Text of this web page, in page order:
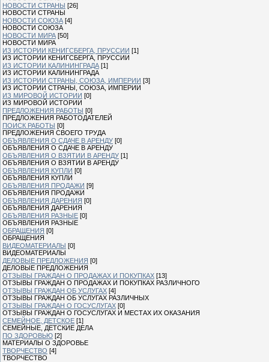
НОВОСТИ СТРАНЫ [26]
НОВОСТИ СТРАНЫ
НОВОСТИ СОЮЗА [4]
НОВОСТИ СОЮЗА
НОВОСТИ МИРА [50]
НОВОСТИ МИРА
ИЗ ИСТОРИИ КЕНИГСБЕРГА, ПРУССИИ [1]
ИЗ ИСТОРИИ КЕНИГСБЕРГА, ПРУССИИ
ИЗ ИСТОРИИ КАЛИНИНГРАДА [1]
ИЗ ИСТОРИИ КАЛИНИНГРАДА
ИЗ ИСТОРИИ СТРАНЫ, СОЮЗА, ИМПЕРИИ [3]
ИЗ ИСТОРИИ СТРАНЫ, СОЮЗА, ИМПЕРИИ
ИЗ МИРОВОЙ ИСТОРИИ [0]
ИЗ МИРОВОЙ ИСТОРИИ
ПРЕДЛОЖЕНИЯ РАБОТЫ [0]
ПРЕДЛОЖЕНИЯ РАБОТОДАТЕЛЕЙ
ПОИСК РАБОТЫ [0]
ПРЕДЛОЖЕНИЯ СВОЕГО ТРУДА
ОБЪЯВЛЕНИЯ О СДАЧЕ В АРЕНДУ [0]
ОБЪЯВЛЕНИЯ О СДАЧЕ В АРЕНДУ
ОБЪЯВЛЕНИЯ О ВЗЯТИИ В АРЕНДУ [1]
ОБЪЯВЛЕНИЯ О ВЗЯТИИ В АРЕНДУ
ОБЪЯВЛЕНИЯ КУПЛИ [0]
ОБЪЯВЛЕНИЯ КУПЛИ
ОБЪЯВЛЕНИЯ ПРОДАЖИ [9]
ОБЪЯВЛЕНИЯ ПРОДАЖИ
ОБЪЯВЛЕНИЯ ДАРЕНИЯ [0]
ОБЪЯВЛЕНИЯ ДАРЕНИЯ
ОБЪЯВЛЕНИЯ РАЗНЫЕ [0]
ОБЪЯВЛЕНИЯ РАЗНЫЕ
ОБРАЩЕНИЯ [0]
ОБРАЩЕНИЯ
ВИДЕОМАТЕРИАЛЫ [0]
ВИДЕОМАТЕРИАЛЫ
ДЕЛОВЫЕ ПРЕДЛОЖЕНИЯ [0]
ДЕЛОВЫЕ ПРЕДЛОЖЕНИЯ
ОТЗЫВЫ ГРАЖДАН О ПРОДАЖАХ И ПОКУПКАХ [13]
ОТЗЫВЫ ГРАЖДАН О ПРОДАЖАХ И ПОКУПКАХ РАЗЛИЧНОГО
ОТЗЫВЫ ГРАЖДАН ОБ УСЛУГАХ [4]
ОТЗЫВЫ ГРАЖДАН ОБ УСЛУГАХ РАЗЛИЧНЫХ
ОТЗЫВЫ ГРАЖДАН О ГОСУСЛУГАХ [0]
ОТЗЫВЫ ГРАЖДАН О ГОСУСЛУГАХ И МЕСТАХ ИХ ОКАЗАНИЯ
СЕМЕЙНОЕ, ДЕТСКОЕ [1]
СЕМЕЙНЫЕ, ДЕТСКИЕ ДЕЛА
ПО ЗДОРОВЬЮ [2]
МАТЕРИАЛЫ О ЗДОРОВЬЕ
ТВОРЧЕСТВО [4]
ТВОРЧЕСТВО